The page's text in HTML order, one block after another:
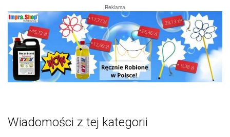
Reklama
Wiadomości z tej kategorii